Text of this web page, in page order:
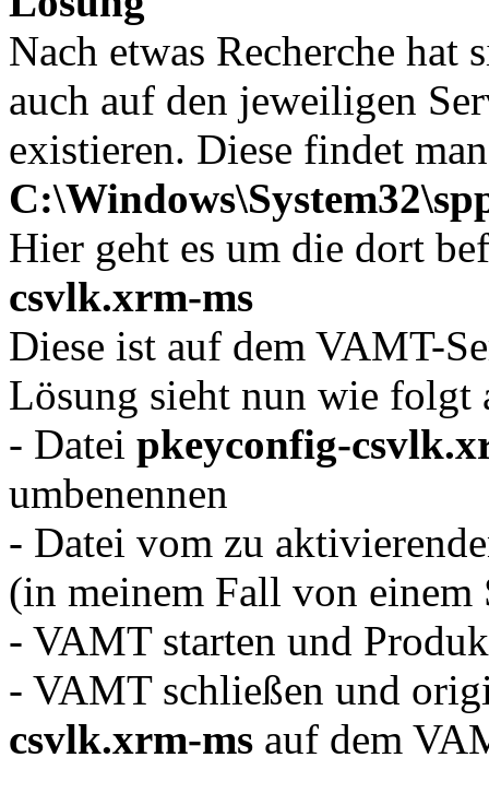
Nach etwas Recherche hat
auch auf den jeweiligen
existieren. Diese findet
Hier geht es um die dort
csvlk.xrm-ms
Diese ist auf dem VAMT-
Lösung sieht nun wie folgt
- Datei pkeyconfig-
umbenennen
- Datei vom zu
(in meinem Fall von einem
- VAMT starten und
- VAMT schließen und
csvlk.xrm-ms auf dem